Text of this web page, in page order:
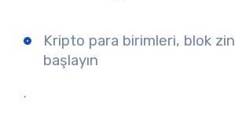
Kripto para birimleri, blok
başlayın
.